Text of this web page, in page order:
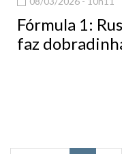
Fórmula 1:
faz